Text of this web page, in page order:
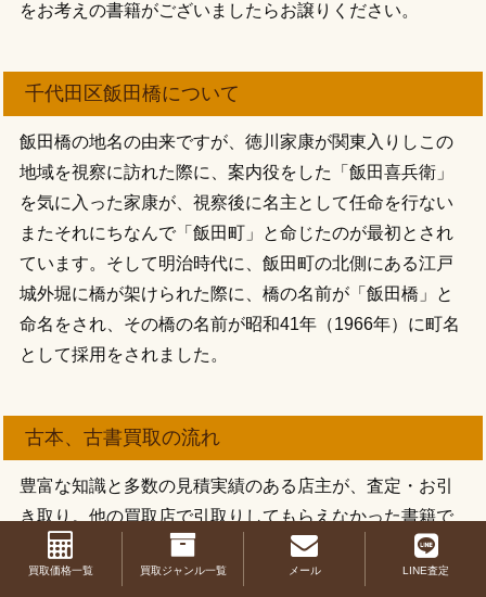
をお考えの書籍がございましたらお譲りください。
千代田区飯田橋について
飯田橋の地名の由来ですが、徳川家康が関東入りしこの
地域を視察に訪れた際に、案内役をした「飯田喜兵衛」
を気に入った家康が、視察後に名主として任命を行ない
またそれにちなんで「飯田町」と命じたのが最初とされ
ています。そして明治時代に、飯田町の北側にある江戸
城外堀に橋が架けられた際に、橋の名前が「飯田橋」と
命名をされ、その橋の名前が昭和41年（1966年）に町名
として採用をされました。
古本、古書買取の流れ
豊富な知識と多数の見積実績のある店主が、査定・お引
き取り。他の買取店で引取りしてもらえなかった書籍で
も、当店ならお値段が付く場合がありますので、まずは
お問合わせ下さい。
買取価格一覧 買取ジャンル一覧 メール LINE査定